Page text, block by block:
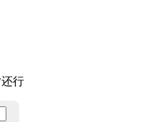
行